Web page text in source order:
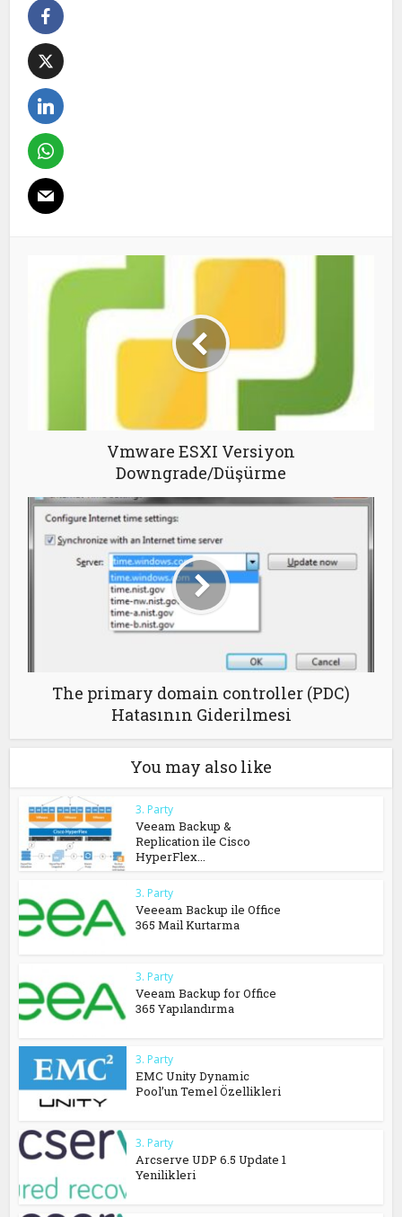
Vmware ESXI Versiyon
Downgrade/Düşürme
The primary domain controller (PDC)
Hatasının Giderilmesi
You may also like
3. Party
Veeam Backup &
Replication ile Cisco
HyperFlex...
3. Party
Veeeam Backup ile Office
365 Mail Kurtarma
3. Party
Veeam Backup for Office
365 Yapılandırma
3. Party
EMC Unity Dynamic
Pool’un Temel Özellikleri
3. Party
Arcserve UDP 6.5 Update 1
Yenilikleri